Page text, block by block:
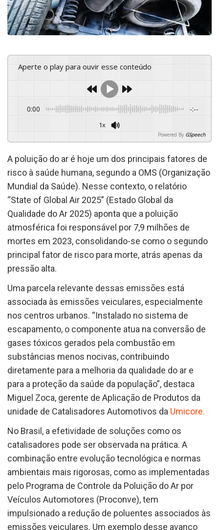
Aperte o play para ouvir esse conteúdo
0:00 -:--
1x
Powered By GSpeech
A poluição do ar é hoje um dos principais fatores de
risco à saúde humana, segundo a OMS (Organização
Mundial da Saúde). Nesse contexto, o relatório
“State of Global Air 2025” (Estado Global da
Qualidade do Ar 2025) aponta que a poluição
atmosférica foi responsável por 7,9 milhões de
mortes em 2023, consolidando-se como o segundo
principal fator de risco para morte, atrás apenas da
pressão alta.
Uma parcela relevante dessas emissões está
associada às emissões veiculares, especialmente
nos centros urbanos. “Instalado no sistema de
escapamento, o componente atua na conversão de
gases tóxicos gerados pela combustão em
substâncias menos nocivas, contribuindo
diretamente para a melhoria da qualidade do ar e
para a proteção da saúde da população”, destaca
Miguel Zoca, gerente de Aplicação de Produtos da
unidade de Catalisadores Automotivos da Umicore.
No Brasil, a efetividade de soluções como os
catalisadores pode ser observada na prática. A
combinação entre evolução tecnológica e normas
ambientais mais rigorosas, como as implementadas
pelo Programa de Controle da Poluição do Ar por
Veículos Automotores (Proconve), tem
impulsionado a redução de poluentes associados às
emissões veiculares. Um exemplo desse avanço